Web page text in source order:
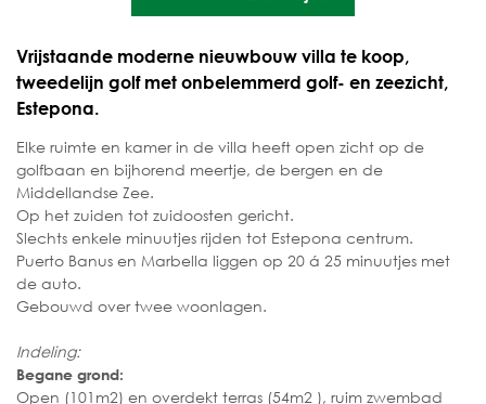
Vrijstaande moderne nieuwbouw villa te koop,
tweedelijn golf met onbelemmerd golf- en zeezicht,
Estepona.
Elke ruimte en kamer in de villa heeft open zicht op de
golfbaan en bijhorend meertje, de bergen en de
Middellandse Zee.
Op het zuiden tot zuidoosten gericht.
Slechts enkele minuutjes rijden tot Estepona centrum.
Puerto Banus en Marbella liggen op 20 á 25 minuutjes met
de auto.
Gebouwd over twee woonlagen.
Indeling:
Begane grond:
Open (101m2) en overdekt terras (54m2 ), ruim zwembad